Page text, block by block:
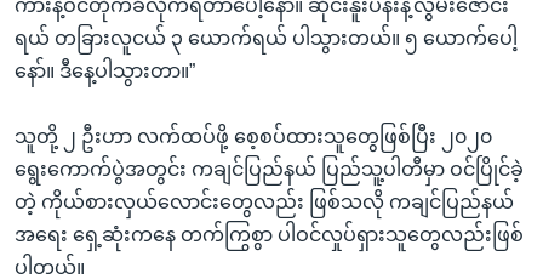
ကားနဲ့ဝင်တိုက်ခံလိုက်ရတာပေါ့နော်။ ဆိုင်းနူးပန်းနဲ့လွမ်းဇောင်း
ရယ် တခြားလူငယ် ၃ ယောက်ရယ် ပါသွားတယ်။ ၅ ယောက်ပေါ့
နော်။ ဒီနေ့ပါသွားတာ။”
သူတို့ ၂ ဦးဟာ လက်ထပ်ဖို့ စေ့စပ်ထားသူတွေဖြစ်ပြီး ၂၀၂၀
ရွေးကောက်ပွဲအတွင်း ကချင်ပြည်နယ် ပြည်သူ့ပါတီမှာ ဝင်ပြိုင်ခဲ့
တဲ့ ကိုယ်စားလှယ်လောင်းတွေလည်း ဖြစ်သလို ကချင်ပြည်နယ်
အရေး ရှေ့ဆုံးကနေ တက်ကြွစွာ ပါဝင်လှုပ်ရှားသူတွေလည်းဖြစ်
ပါတယ်။